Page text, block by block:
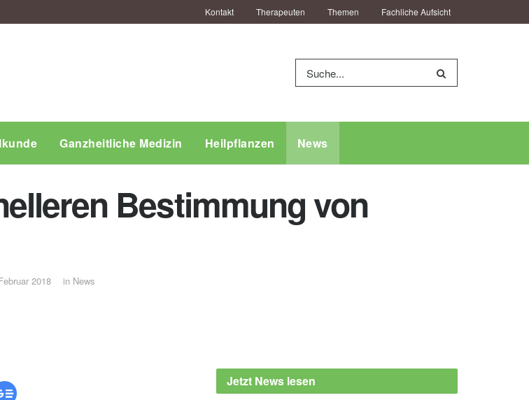
Kontakt Therapeuten Themen Fachliche Aufsicht
Ganzheitliche Medizin Heilpflanzen News
Bestimmung von
2018 in News
Jetzt News lesen